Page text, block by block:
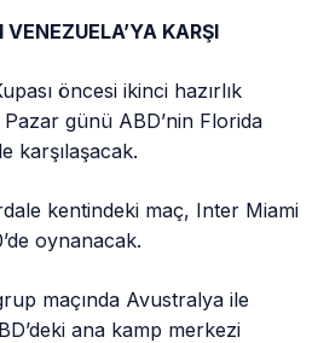
KARŞI
öncesi ikinci hazırlık
günü ABD’nin Florida
karşılaşacak.
kentindeki maç, Inter Miami
oynanacak.
maçında Avustralya ile
ana kamp merkezi